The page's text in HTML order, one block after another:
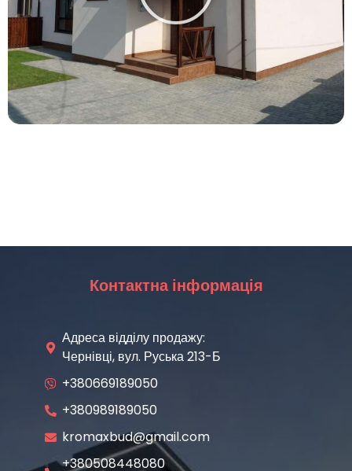
Контактна інформація
Адреса відділу продажу:
Чернівці, вул. Руська 213-Б
+380669189050
+380989189050
kromaxbud@gmail.com
+380508448080